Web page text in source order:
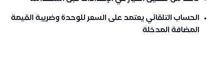
الحساب التلقائي يعتمد على السعر للوحدة وضريبة القيمة
المضافة المدخلة